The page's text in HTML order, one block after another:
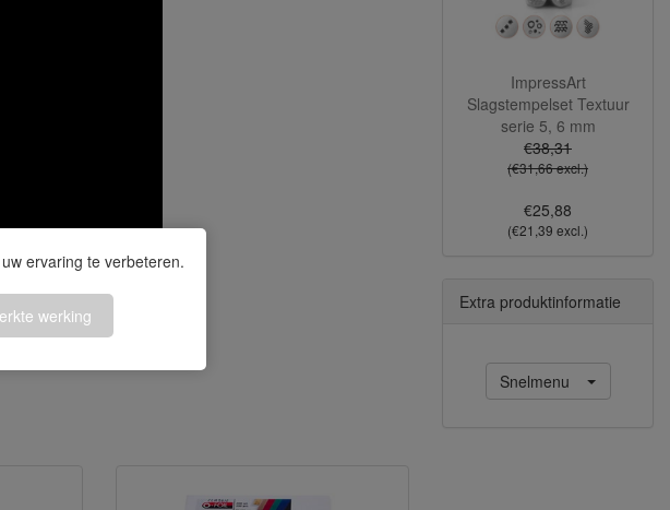
ervaring te verbeteren.
werking
ImpressArt
Slagstempelset Textuur
serie 5, 6 mm
€38,31
(€31,66 excl.)
€25,88
(€21,39 excl.)
Extra produktinformatie
Snelmenu